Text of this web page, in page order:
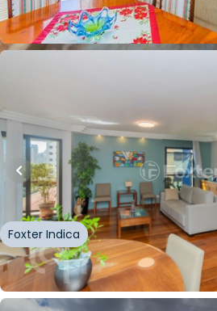
Cód.226799
150m²• quartos•4banheiros
Apartamento • Edificio Rio
Rua Doutor Ivo Define Frasca,
Foxter Indica
Cód. 331765